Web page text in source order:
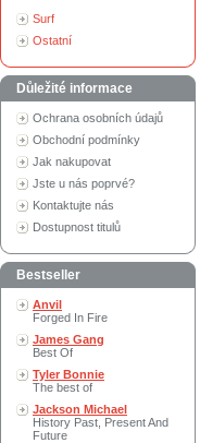
Surf
Ostatní
Důležité informace
Ochrana osobních údajů
Obchodní podmínky
Jak nakupovat
Jste u nás poprvé?
Kontaktujte nás
Dostupnost titulů
Bestseller
Anvil
Forged In Fire
James Gang
Best Of
Tyler Bonnie
The best of
Jackson Michael
History Past, Present And
Future